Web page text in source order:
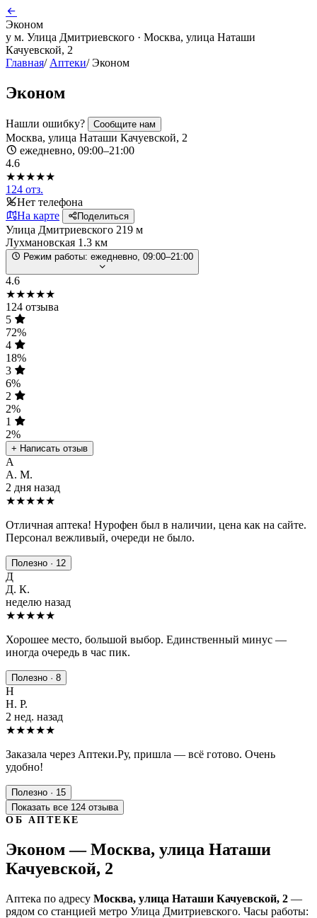
Эконом
у м. Улица Дмитриевского · Москва, улица Наташи
Качуевской, 2
Главная/ Аптеки/ Эконом
Эконом
Нашли ошибку? Сообщите нам
Москва, улица Наташи Качуевской, 2
ежедневно, 09:00–21:00
4.6
★★★★★
124 отз.
Нет телефона
На карте
Поделиться
Улица Дмитриевского 219 м
Лухмановская 1.3 км
Режим работы: ежедневно, 09:00–21:00
4.6
★★★★★
124 отзыва
5
72%
4
18%
3
6%
2
2%
1
2%
+ Написать отзыв
А
А. М.
2 дня назад
★★★★★
Отличная аптека! Нурофен был в наличии, цена как на сайте.
Персонал вежливый, очереди не было.
Полезно · 12
Д
Д. К.
неделю назад
★★★★★
Хорошее место, большой выбор. Единственный минус —
иногда очередь в час пик.
Полезно · 8
Н
Н. Р.
2 нед. назад
★★★★★
Заказала через Аптеки.Ру, пришла — всё готово. Очень
удобно!
Полезно · 15
Показать все 124 отзыва
ОБ АПТЕКЕ
Эконом — Москва, улица Наташи
Качуевской, 2
Аптека по адресу Москва, улица Наташи Качуевской, 2 —
рядом со станцией метро Улица Дмитриевского. Часы работы: